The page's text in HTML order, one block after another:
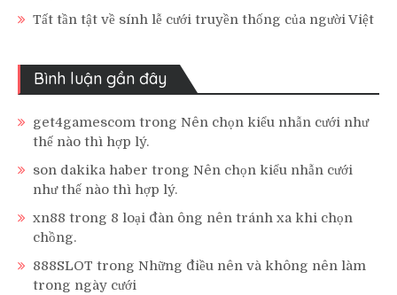
Tất tần tật về sính lễ cưới truyền thống của người Việt
Bình luận gần đây
get4gamescom trong Nên chọn kiểu nhẫn cưới như
thế nào thì hợp lý.
son dakika haber trong Nên chọn kiểu nhẫn cưới
như thế nào thì hợp lý.
xn88 trong 8 loại đàn ông nên tránh xa khi chọn
chồng.
888SLOT trong Những điều nên và không nên làm
trong ngày cưới